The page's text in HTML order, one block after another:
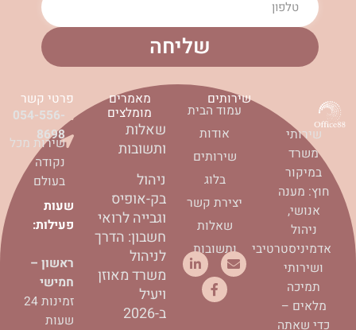
שליחה
שירותי
משרד
במיקור
חוץ: מענה
אנושי,
ניהול
אדמיניסטרטיבי
ושירותי
תמיכה
מלאים –
כדי שאתה
שירותים
עמוד הבית
אודות
שירותים
בלוג
יצירת קשר
שאלות
ותשובות
E
n
L
i
F
c
e
מאמרים
מומלצים
שאלות
ותשובות
ניהול
בק-אופיס
וגבייה לרואי
חשבון: הדרך
לניהול
משרד מאוזן
ויעיל
ב-2026
פרטי קשר
054-556-
8698
שירות מכל
נקודה
בעולם
שעות
פעילות:
ראשון –
חמישי
זמינות 24
שעות